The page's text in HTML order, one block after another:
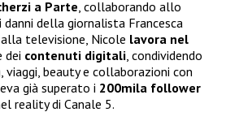
a Parte, collaborando allo
della giornalista Francesca
televisione, Nicole lavora nel
dei contenuti digitali, condividendo
beauty e collaborazioni con
già superato i 200mila follower
reality di Canale 5.